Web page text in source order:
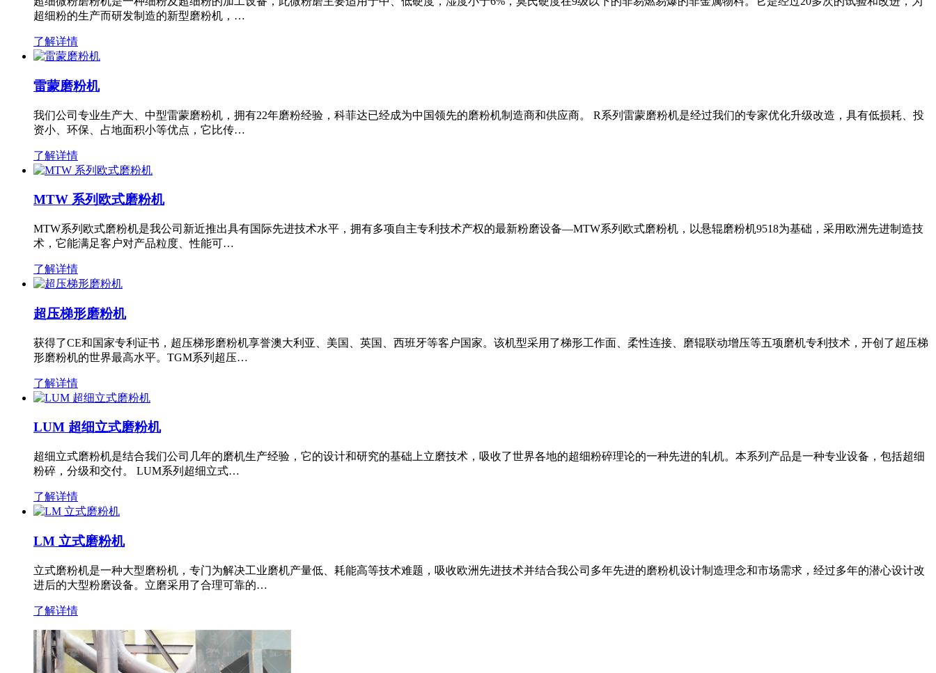
超细粉的生产而研发制造的新型磨粉机，…
了解详情
雷蒙磨粉机
我们公司专业生产大、中型雷蒙磨粉机，拥有22年磨粉经验，科菲达已经成为中国领先的磨粉机制造商和供应商。 R系列雷蒙磨粉机是经过我们的专家优化升级改造，具有低损耗、投
资小、环保、占地面积小等优点，它比传…
了解详情
MTW 系列欧式磨粉机
MTW系列欧式磨粉机是我公司新近推出具有国际先进技术水平，拥有多项自主专利技术产权的最新粉磨设备—MTW系列欧式磨粉机，以悬辊磨粉机9518为基础，采用欧洲先进制造技
术，它能满足客户对产品粒度、性能可…
了解详情
超压梯形磨粉机
获得了CE和国家专利证书，超压梯形磨粉机享誉澳大利亚、美国、英国、西班牙等客户国家。该机型采用了梯形工作面、柔性连接、磨辊联动增压等五项磨机专利技术，开创了超压梯
形磨粉机的世界最高水平。TGM系列超压…
了解详情
LUM 超细立式磨粉机
超细立式磨粉机是结合我们公司几年的磨机生产经验，它的设计和研究的基础上立磨技术，吸收了世界各地的超细粉碎理论的一种先进的轧机。本系列产品是一种专业设备，包括超细
粉碎，分级和交付。 LUM系列超细立式…
了解详情
LM 立式磨粉机
立式磨粉机是一种大型磨粉机，专门为解决工业磨机产量低、耗能高等技术难题，吸收欧洲先进技术并结合我公司多年先进的磨粉机设计制造理念和市场需求，经过多年的潜心设计改
进后的大型粉磨设备。立磨采用了合理可靠的…
了解详情